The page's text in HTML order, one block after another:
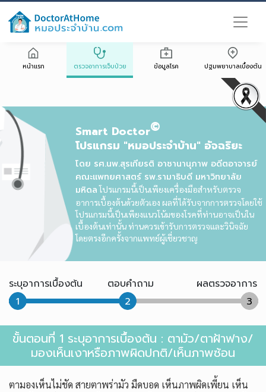
หน้าแรก ตรวจอาการเจ็บป่วย ข้อมูลโรค ปฐมพยาบาลเบื้องต้น
Smart Doctor©
โปรแกรม "หมอประจำบ้าน" อัจฉริยะ
โดย รศ.นพ.สุรเกียรติ อาชานานุภาพ อดีตอาจารย์
คณะแพทยศาสตร์ รพ.รามาธิบดี มหาวิทยาลัย
มหิดลโปรแกรมนี้เป็นเพียงเครื่องมือสำหรับตรวจ
อาการเบื้องต้นด้วยตัวเอง ผลที่ได้รับจากการตรวจโดยใช้
โปรแกรมนี้เป็นเพียงแนวโน้มของโรคที่ท่านอาจเป็นใน
เบื้องต้นเท่านั้น ท่านควรเข้ารับการตรวจและวินิจฉัย
โดยตรงอีกครั้งจากแพทย์ผู้เชี่ยวชาญ
ระบุอาการเบื้องต้น ตอบคำถาม
ผลตรวจอาการ
1
2 3
ขั้นตอนที่ 1 ระบุอาการเบื้องต้น : ตามัว/ตาฝ้าฟาง/
มองเห็นเงาหรือภาพผิดปกติ/เห็นภาพซ้อน
ตามองเห็นไม่ชัด สายตาพร่ามัว มืดบอด เห็นภาพผิดเพี้ยน เห็น